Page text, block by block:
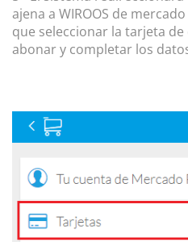
ajena a WIROOS de
que seleccionar la tarjeta
abonar y completar los